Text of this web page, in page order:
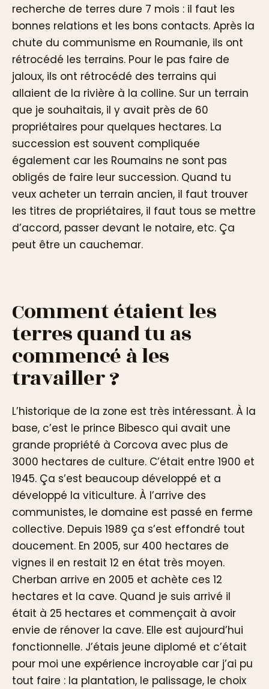
recherche de terres dure 7 mois : il faut les
bonnes relations et les bons contacts. Après la
chute du communisme en Roumanie, ils ont
rétrocédé les terrains. Pour le pas faire de
jaloux, ils ont rétrocédé des terrains qui
allaient de la rivière à la colline. Sur un terrain
que je souhaitais, il y avait près de 60
propriétaires pour quelques hectares. La
succession est souvent compliquée
également car les Roumains ne sont pas
obligés de faire leur succession. Quand tu
veux acheter un terrain ancien, il faut trouver
les titres de propriétaires, il faut tous se mettre
d’accord, passer devant le notaire, etc. Ça
peut être un cauchemar.
Comment étaient les
terres quand tu as
commencé à les
travailler ?
L’historique de la zone est très intéressant. À la
base, c’est le prince Bibesco qui avait une
grande propriété à Corcova avec plus de
3000 hectares de culture. C’était entre 1900 et
1945. Ça s’est beaucoup développé et a
développé la viticulture. À l’arrive des
communistes, le domaine est passé en ferme
collective. Depuis 1989 ça s’est effondré tout
doucement. En 2005, sur 400 hectares de
vignes il en restait 12 en état très moyen.
Cherban arrive en 2005 et achète ces 12
hectares et la cave. Quand je suis arrivé il
était à 25 hectares et commençait à avoir
envie de rénover la cave. Elle est aujourd’hui
fonctionnelle. J’étais jeune diplomé et c’était
pour moi une expérience incroyable car j’ai pu
tout faire : la plantation, le palissage, le choix